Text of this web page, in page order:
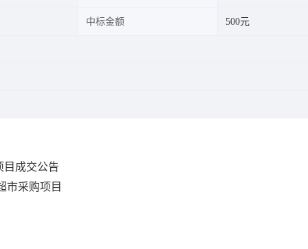
中标金额 500元
目成交公告
市采购项目